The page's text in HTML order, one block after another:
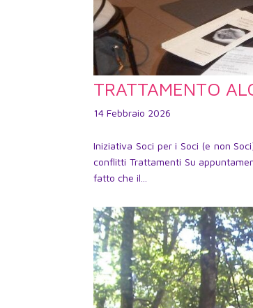
TRATTAMENTO
14 Febbraio 2026
Iniziativa Soci per i Soci (e non
conflitti Trattamenti Su
fatto che il...